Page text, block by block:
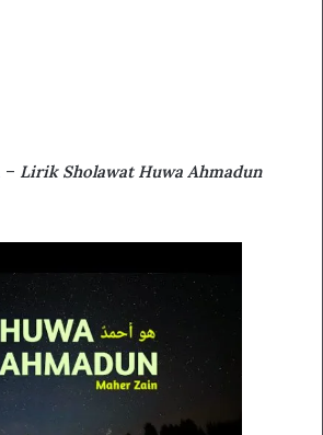
– Lirik Sholawat Huwa Ahmadun